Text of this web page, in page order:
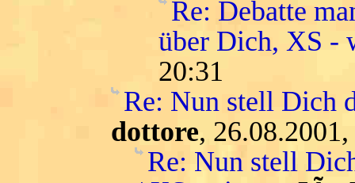
Re: Debatte
über Dich, XS -
20:31
Re: Nun stell Dich
dottore,
Re: Nun stell